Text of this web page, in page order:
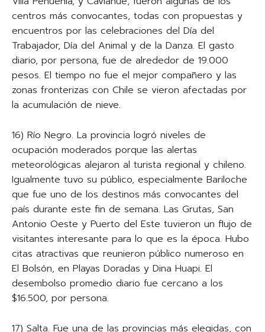
centros más convocantes, todas con propuestas y
encuentros por las celebraciones del Día del
Trabajador, Día del Animal y de la Danza. El gasto
diario, por persona, fue de alrededor de 19.000
pesos. El tiempo no fue el mejor compañero y las
zonas fronterizas con Chile se vieron afectadas por
la acumulación de nieve.
16) Río Negro. La provincia logró niveles de
ocupación moderados porque las alertas
meteorológicas alejaron al turista regional y chileno.
Igualmente tuvo su público, especialmente Bariloche
que fue uno de los destinos más convocantes del
país durante este fin de semana. Las Grutas, San
Antonio Oeste y Puerto del Este tuvieron un flujo de
visitantes interesante para lo que es la época. Hubo
citas atractivas que reunieron público numeroso en
El Bolsón, en Playas Doradas y Dina Huapi. El
desembolso promedio diario fue cercano a los
$16.500, por persona.
17) Salta. Fue una de las provincias más elegidas, con